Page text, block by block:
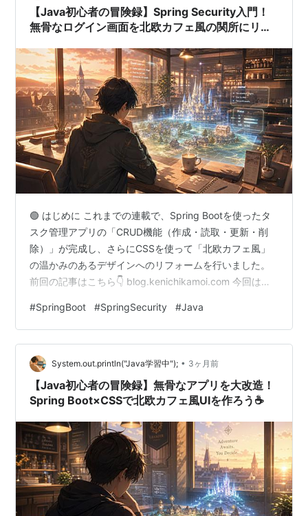
を定義しておくことで、アプリケーション内で実装方法
を揃えられ、レビューの負荷を下…
【Java初心者の冒険録】Spring Security入門！
無骨なログイン画面を北欧カフェ風の関所にリフ
🟢 はじめに これまでの連載で、Spring Bootを使ったタ
スク管理アプリの「CRUD機能（作成・読取・更新・削
除）」が完成し、さらにCSSを使って「北欧カフェ風」
の温かみのあるデザインへのリフォームを行いました。
前回の記事はこちら👇 blog.kenichikamoi.com 今回は、
領域、アプリを外部の脅威から守る「鉄壁の結界
（Spring Security）」のクエストに挑戦します🛡️ 今回は
【前編】として、Spring Securityの強力なデフォルト機
能を体験し、さらに無骨なログイン画面を「自分だけの
オシャレな関所（入り口）」…
#SpringBoot #SpringSecurity #Java
System.out.println("Java学習中"); • 3ヶ月前
【Java初心者の冒険録】無骨なアプリを大改造！
Spring Boot×CSSで北欧カフェ風UIを作ろう☕